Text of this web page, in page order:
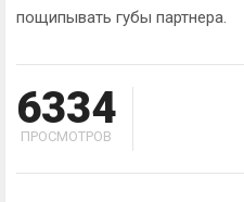
пощипывать губы партнера.
6334
ПРОСМОТРОВ